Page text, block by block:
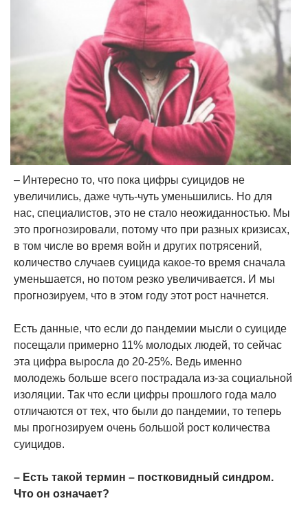
– Интересно то, что пока цифры суицидов не
увеличились, даже чуть-чуть уменьшились. Но для
нас, специалистов, это не стало неожиданностью. Мы
это прогнозировали, потому что при разных кризисах,
в том числе во время войн и других потрясений,
количество случаев суицида какое-то время сначала
уменьшается, но потом резко увеличивается. И мы
прогнозируем, что в этом году этот рост начнется.
Есть данные, что если до пандемии мысли о суициде
посещали примерно 11% молодых людей, то сейчас
эта цифра выросла до 20-25%. Ведь именно
молодежь больше всего пострадала из-за социальной
изоляции. Так что если цифры прошлого года мало
отличаются от тех, что были до пандемии, то теперь
мы прогнозируем очень большой рост количества
суицидов.
– Есть такой термин – постковидный синдром.
Что он означает?